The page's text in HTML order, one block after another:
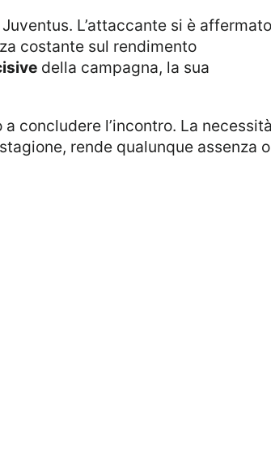
costante sul rendimento
della campagna, la sua
rende qualunque assenza o